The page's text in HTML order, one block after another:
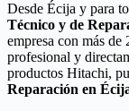
Desde Écija y para
Técnico y de
empresa con más
profesional y
productos Hitachi,
Reparación en